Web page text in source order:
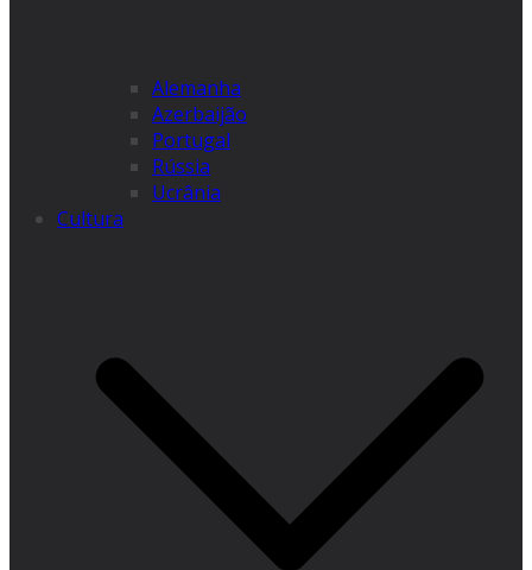
Alemanha
Azerbaijão
Portugal
Rússia
Ucrânia
Cultura